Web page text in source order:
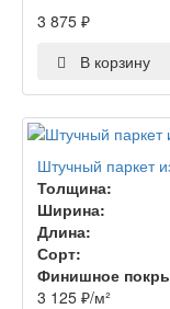
3 875 ₽
В корзину
Штучный паркет
Толщина:
Ширина:
Длина:
Сорт:
Финишное
3 125 ₽/м²